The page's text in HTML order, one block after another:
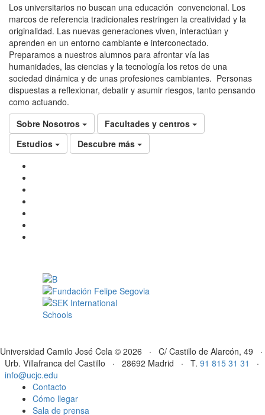
Los universitarios no buscan una educación convencional. Los
marcos de referencia tradicionales restringen la creatividad y la
originalidad. Las nuevas generaciones viven, interactúan y
aprenden en un entorno cambiante e interconectado.
Preparamos a nuestros alumnos para afrontar vía las
humanidades, las ciencias y la tecnología los retos de una
sociedad dinámica y de unas profesiones cambiantes. Personas
dispuestas a reflexionar, debatir y asumir riesgos, tanto pensando
como actuando.
Sobre Nosotros
Facultades y centros
Estudios
Descubre más
Universidad Camilo José Cela © 2026 · C/ Castillo de Alarcón, 49 ·
Urb. Villafranca del Castillo · 28692 Madrid · T. 91 815 31 31
·
info@ucjc.edu
Contacto
Cómo llegar
Sala de prensa